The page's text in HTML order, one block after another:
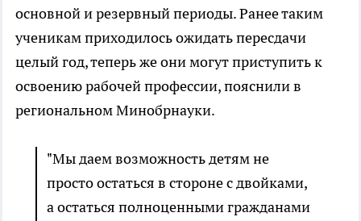
основной и резервный периоды. Ранее таким
ученикам приходилось ожидать пересдачи
целый год, теперь же они могут приступить к
освоению рабочей профессии, пояснили в
региональном Минобрнауки.
"Мы даем возможность детям не
просто остаться в стороне с двойками,
а остаться полноценными гражданами